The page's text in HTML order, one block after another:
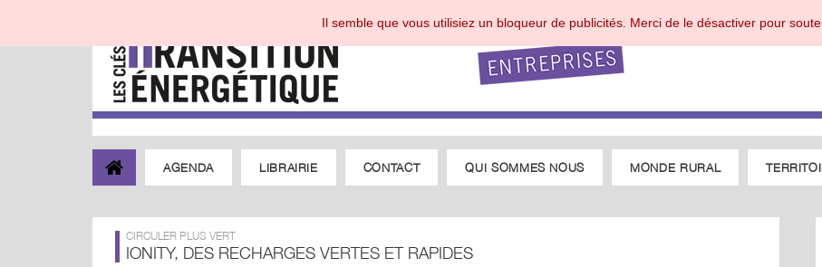
AGENDA LIBRAIRIE CONTACT QUI SOMMES NOUS MONDE RURAL
CIRCULER PLUS VERT
IONITY, DES RECHARGES VERTES ET RAPIDES
Il semble que vous utilisiez un bloqueur de publicités. Merci de le désactiver pour